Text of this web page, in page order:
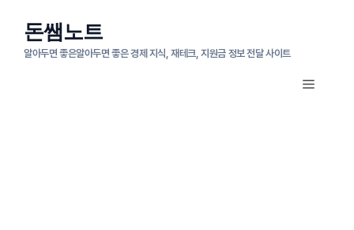
돈쌤노트
알아두면 좋은알아두면 좋은 경제 지식, 재테크, 지원금 정보 전달 사이트
메